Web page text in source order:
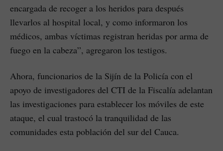
encargada de recoger a los heridos para después
llevarlos al hospital local, y como informaron los
médicos, ambas víctimas registran heridas por arma de
fuego en la cabeza”, agregaron los testigos.
Ahora, funcionarios de la Sijín de la Policía con el
apoyo de investigadores del CTI de la Fiscalía adelantan
las investigaciones para establecer los móviles de este
ataque, el cual trastocó la tranquilidad de las
comunidades esta población del sur del Cauca.